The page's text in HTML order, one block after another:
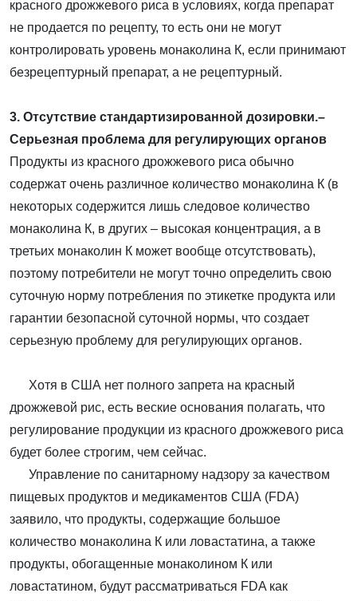
красного дрожжевого риса в условиях, когда препарат
не продается по рецепту, то есть они не могут
контролировать уровень монаколина К, если принимают
безрецептурный препарат, а не рецептурный.
3. Отсутствие стандартизированной дозировки.–
Серьезная проблема для регулирующих органов
Продукты из красного дрожжевого риса обычно
содержат очень различное количество монаколина К (в
некоторых содержится лишь следовое количество
монаколина К, в других – высокая концентрация, а в
третьих монаколин К может вообще отсутствовать),
поэтому потребители не могут точно определить свою
суточную норму потребления по этикетке продукта или
гарантии безопасной суточной нормы, что создает
серьезную проблему для регулирующих органов.
Хотя в США нет полного запрета на красный
дрожжевой рис, есть веские основания полагать, что
регулирование продукции из красного дрожжевого риса
будет более строгим, чем сейчас.
Управление по санитарному надзору за качеством
пищевых продуктов и медикаментов США (FDA)
заявило, что продукты, содержащие большое
количество монаколина К или ловастатина, а также
продукты, обогащенные монаколином К или
ловастатином, будут рассматриваться FDA как